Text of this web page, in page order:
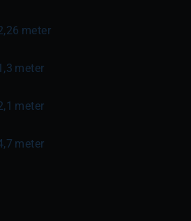
meter
meter
meter
meter